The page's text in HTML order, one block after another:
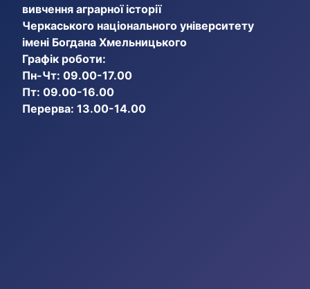
вивчення аграрної історії
Черкаського національного університету
імені Богдана Хмельницького
Графік роботи:
Пн-Чт: 09.00-17.00
Пт: 09.00-16.00
Перерва: 13.00-14.00